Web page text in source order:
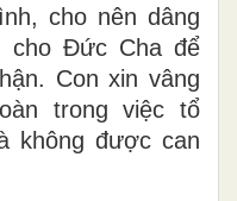
cho nên dâng
cho Đức Cha để
Con xin vâng
trong việc tổ
không được can